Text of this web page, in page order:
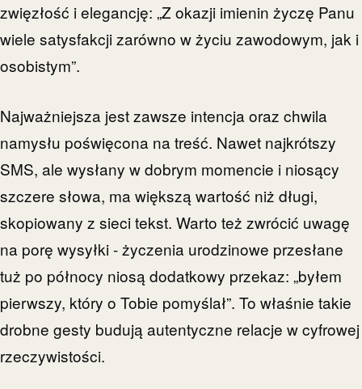
zwięzłość i elegancję: „Z okazji imienin życzę Panu
wiele satysfakcji zarówno w życiu zawodowym, jak i
osobistym”.
Najważniejsza jest zawsze intencja oraz chwila
namysłu poświęcona na treść. Nawet najkrótszy
SMS, ale wysłany w dobrym momencie i niosący
szczere słowa, ma większą wartość niż długi,
skopiowany z sieci tekst. Warto też zwrócić uwagę
na porę wysyłki - życzenia urodzinowe przesłane
tuż po północy niosą dodatkowy przekaz: „byłem
pierwszy, który o Tobie pomyślał”. To właśnie takie
drobne gesty budują autentyczne relacje w cyfrowej
rzeczywistości.